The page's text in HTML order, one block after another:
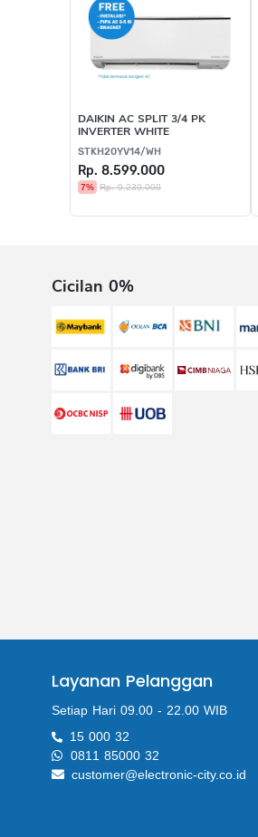
DAIKIN AC SPLIT 3/4 PK
INVERTER WHITE
STKH20YV14/WH
Rp. 8.599.000
7% Rp. 9.239.000
Cicilan 0%
Layanan Pelanggan
Setiap Hari 09.00 - 22.00 WIB
15 000 32
0811 85000 32
customer@electronic-city.co.id